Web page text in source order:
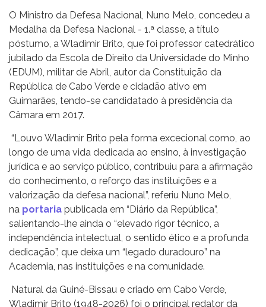
O Ministro da Defesa Nacional, Nuno Melo, concedeu a
Medalha da Defesa Nacional - 1.ª classe, a título
póstumo, a Wladimir Brito, que foi professor catedrático
jubilado da Escola de Direito da Universidade do Minho
(EDUM), militar de Abril, autor da Constituição da
República de Cabo Verde e cidadão ativo em
Guimarães, tendo-se candidatado à presidência da
Câmara em 2017.
“Louvo Wladimir Brito pela forma excecional como, ao
longo de uma vida dedicada ao ensino, à investigação
jurídica e ao serviço público, contribuiu para a afirmação
do conhecimento, o reforço das instituições e a
valorização da defesa nacional”, referiu Nuno Melo,
na portaria publicada em “Diário da República”,
salientando-lhe ainda o “elevado rigor técnico, a
independência intelectual, o sentido ético e a profunda
dedicação”, que deixa um “legado duradouro” na
Academia, nas instituições e na comunidade.
Natural da Guiné-Bissau e criado em Cabo Verde,
Wladimir Brito (1948-2026) foi o principal redator da